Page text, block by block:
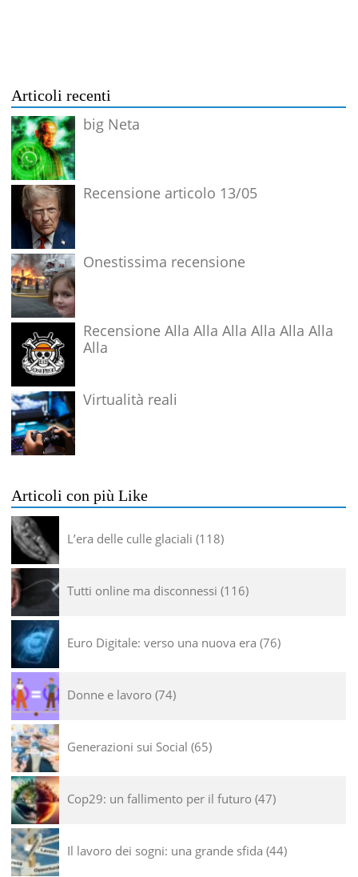
Articoli recenti
big Neta
Recensione articolo 13/05
Onestissima recensione
Recensione Alla Alla Alla Alla Alla Alla
Alla
Virtualità reali
Articoli con più Like
L’era delle culle glaciali 118
Tutti online ma disconnessi 116
Euro Digitale: verso una nuova era 76
Donne e lavoro 74
Generazioni sui Social 65
Cop29: un fallimento per il futuro 47
Il lavoro dei sogni: una grande sfida 44